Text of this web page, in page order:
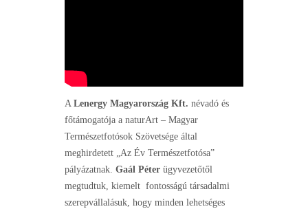
A Lenergy Magyarország Kft. névadó és
főtámogatója a naturArt – Magyar
Természetfotósok Szövetsége által
meghirdetett „Az Év Természetfotósa”
pályázatnak. Gaál Péter ügyvezetőtől
megtudtuk, kiemelt fontosságú társadalmi
szerepvállalásuk, hogy minden lehetséges